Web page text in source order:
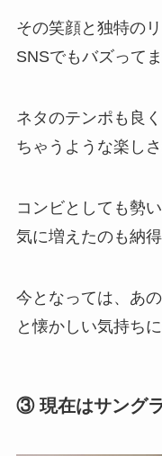
その笑顔と独特の
SNSでもバズってま
ネタのテンポも良
ちゃうような楽し
コンビとしても勢
気に増えたのも納得
今となっては、あ
と懐かしい気持ちに
③ 現在はサング